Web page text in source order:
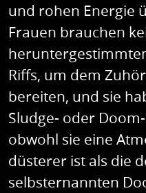
und rohen Energie
Frauen brauchen
Riffs, um dem
bereiten, und sie
Sludge- oder
obwohl sie eine
düsterer ist als die
selbsternannten